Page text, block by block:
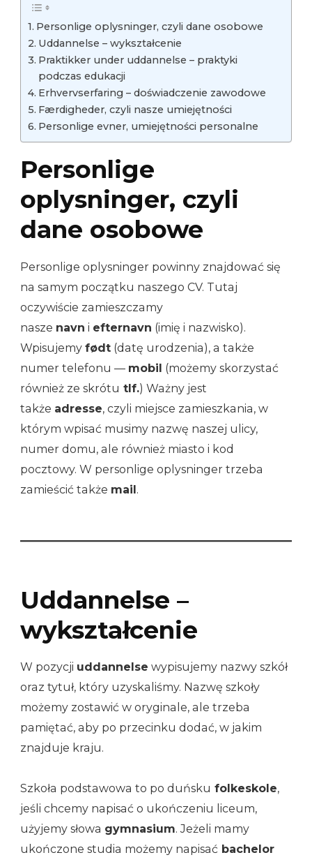
Personlige oplysninger, czyli dane osobowe
Uddannelse – wykształcenie
Praktikker under uddannelse – praktyki
podczas edukacji
Erhvervserfaring – doświadczenie zawodowe
Færdigheder, czyli nasze umiejętności
Personlige evner, umiejętności personalne
Personlige
oplysninger, czyli
dane osobowe
Personlige oplysninger powinny znajdować się
na samym początku naszego CV. Tutaj
oczywiście zamieszczamy
nasze navn i efternavn (imię i nazwisko).
Wpisujemy født (datę urodzenia), a także
numer telefonu — mobil (możemy skorzystać
również ze skrótu tlf.) Ważny jest
także adresse, czyli miejsce zamieszkania, w
którym wpisać musimy nazwę naszej ulicy,
numer domu, ale również miasto i kod
pocztowy. W personlige oplysninger trzeba
zamieścić także mail.
Uddannelse –
wykształcenie
W pozycji uddannelse wypisujemy nazwy szkół
oraz tytuł, który uzyskaliśmy. Nazwę szkoły
możemy zostawić w oryginale, ale trzeba
pamiętać, aby po przecinku dodać, w jakim
znajduje kraju.
Szkoła podstawowa to po duńsku folkeskole,
jeśli chcemy napisać o ukończeniu liceum,
użyjemy słowa gymnasium. Jeżeli mamy
ukończone studia możemy napisać bachelor